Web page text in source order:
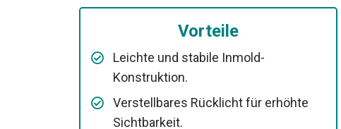
Vorteile
Leichte und stabile Inmold-
Konstruktion.
Verstellbares Rücklicht für erhöhte
Sichtbarkeit.